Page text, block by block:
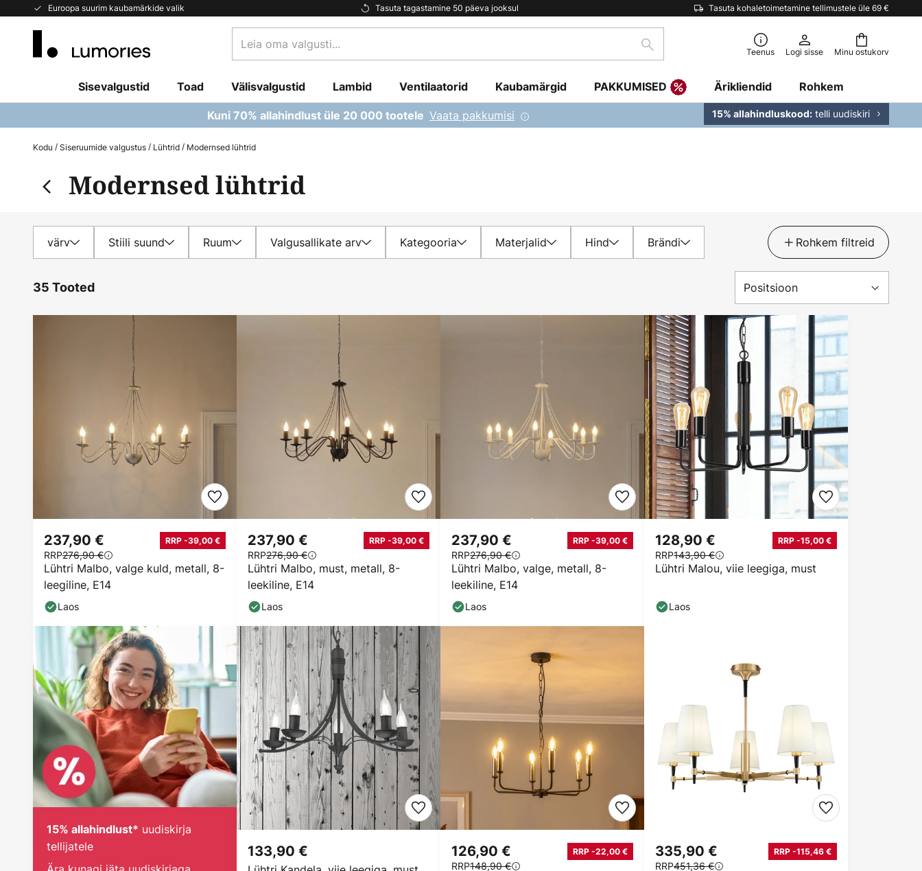
Euroopa suurim kaubamärkide valik Tasuta tagastamine 50 päeva jooksul Tasuta kohaletoimetamine tellimustele üle 69 €
Skip
Minu ostukorv
oma
Otsi Teenus Logi sisse
Sisevalgustid Toad Välisvalgustid Lambid Ventilaatorid Kaubamärgid PAKKUMISED Ärikliendid Rohkem
Kuni 70% allahindlust üle 20 000 tootele Vaata pakkumisi 15% allahindluskood: telli uudiskiri
Kodu Siseruumide valgustus Lühtrid Modernsed lühtrid
Modernsed lühtrid
värv Stiili suund Ruum Valgusallikate arv Kategooria Materjalid Hind Brändi Rohkem filtreid
35 Tooted
Lühtri Malbo, valge kuld, metall, 8-
leegiline, E14
237,90 € RRP -39,00 €
RRP276,90 €
Laos
Lühtri Malbo, must, metall, 8-
leekiline, E14
237,90 € RRP -39,00 €
RRP276,90 €
Laos
Lühtri Malbo, valge, metall, 8-
leekiline, E14
237,90 € RRP -39,00 €
RRP276,90 €
Laos
Lühtri Malou, viie leegiga, must
128,90 € RRP -15,00 €
RRP143,90 €
Laos
15% allahindlust* uudiskirja
tellijatele
133,90 € 126,90 € RRP -22,00 €
RRP148,90 €
335,90 € RRP -115,46 €
RRP451,36 €